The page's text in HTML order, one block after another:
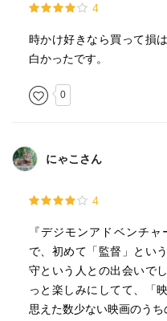
4
時かけ好きなら買って損
白かったです。
0
にゃこさん
4
『デジモンアドベンチ
で、初めて「監督」とい
守という人との出会いで
っと楽しみにしてて、「
思えた数少ない映画のうち